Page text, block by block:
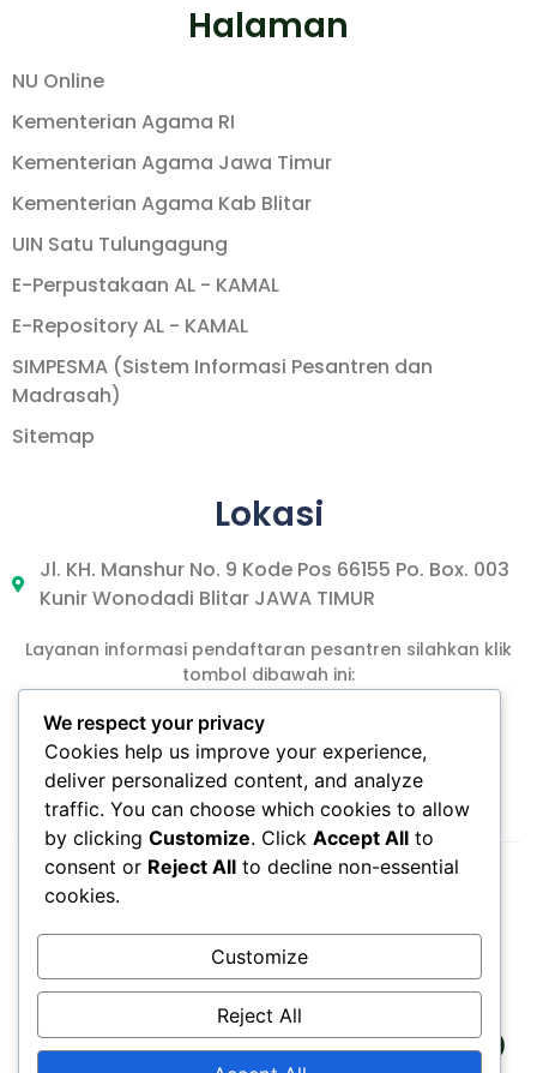
Halaman
NU Online
Kementerian Agama RI
Kementerian Agama Jawa Timur
Kementerian Agama Kab Blitar
UIN Satu Tulungagung
E-Perpustakaan AL - KAMAL
E-Repository AL - KAMAL
SIMPESMA (Sistem Informasi Pesantren dan
Madrasah)
Sitemap
Lokasi
Jl. KH. Manshur No. 9 Kode Pos 66155 Po. Box. 003
Kunir Wonodadi Blitar JAWA TIMUR
Layanan informasi pendaftaran pesantren silahkan klik
tombol dibawah ini:
DAFTAR PPTA
PONDOK PESANTREN TERPADU AL KAMAL (PPTA)
We respect your privacy
Cookies help us improve your experience,
deliver personalized content, and analyze
traffic. You can choose which cookies to allow
by clicking Customize. Click Accept All to
consent or Reject All to decline non-essential
cookies.
Customize
Reject All